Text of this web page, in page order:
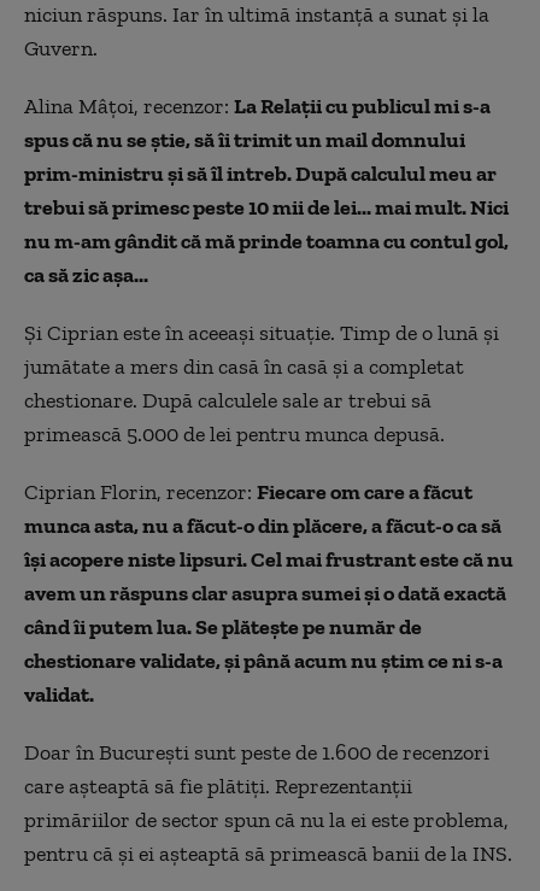
niciun răspuns. Iar în ultimă instanță a sunat și la
Guvern.
Alina Mâțoi, recenzor: La Relații cu publicul mi s-a
spus că nu se știe, să îi trimit un mail domnului
prim-ministru și să îl intreb. După calculul meu ar
trebui să primesc peste 10 mii de lei... mai mult. Nici
nu m-am gândit că mă prinde toamna cu contul gol,
ca să zic așa...
Și Ciprian este în aceeași situație. Timp de o lună și
jumătate a mers din casă în casă și a completat
chestionare. După calculele sale ar trebui să
primească 5.000 de lei pentru munca depusă.
Ciprian Florin, recenzor: Fiecare om care a făcut
munca asta, nu a făcut-o din plăcere, a făcut-o ca să
își acopere niste lipsuri. Cel mai frustrant este că nu
avem un răspuns clar asupra sumei și o dată exactă
când îi putem lua. Se plătește pe număr de
chestionare validate, și până acum nu știm ce ni s-a
validat.
Doar în București sunt peste de 1.600 de recenzori
care așteaptă să fie plătiți. Reprezentanții
primăriilor de sector spun că nu la ei este problema,
pentru că și ei așteaptă să primească banii de la INS.